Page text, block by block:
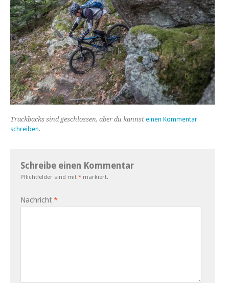
Trackbacks sind geschlossen, aber du kannst einen Kommentar
schreiben.
Schreibe einen Kommentar
Pflichtfelder sind mit * markiert.
Nachricht *